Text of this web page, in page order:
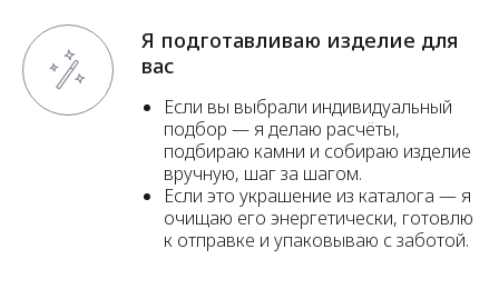
Я подготавливаю изделие для
вас
Если вы выбрали индивидуальный
подбор — я делаю расчёты,
подбираю камни и собираю изделие
вручную, шаг за шагом.
Если это украшение из каталога — я
очищаю его энергетически, готовлю
к отправке и упаковываю с заботой.